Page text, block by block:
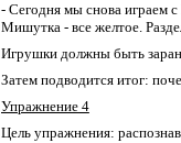
- Сегодня мы снова
Мишутка - все желтое.
Игрушки должны быть
Затем подводится итог:
Упражнение 4
Цель упражнения: